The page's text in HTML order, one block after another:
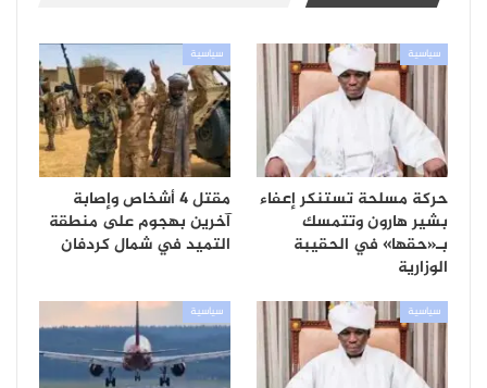
سياسية
حركة مسلحة تستنكر إعفاء
بشير هارون وتتمسك
بـ«حقها» في الحقيبة
الوزارية
سياسية
مقتل 4 أشخاص وإصابة
آخرين بهجوم على منطقة
التميد في شمال كردفان
سياسية سياسية